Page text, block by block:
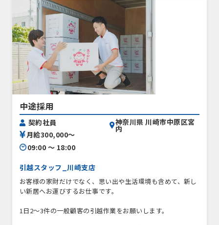
中途採用
契約社員
月給300,000〜
09:00 〜 18:00
神奈川県 川崎市中原区宮
内
引越スタッフ_川崎支店
お客様の家財だけでなく、思い出や生活環境も含めて、新し
い新居へお運びするお仕事です。
1日2〜3件の一般顧客の引越作業をお願いします。